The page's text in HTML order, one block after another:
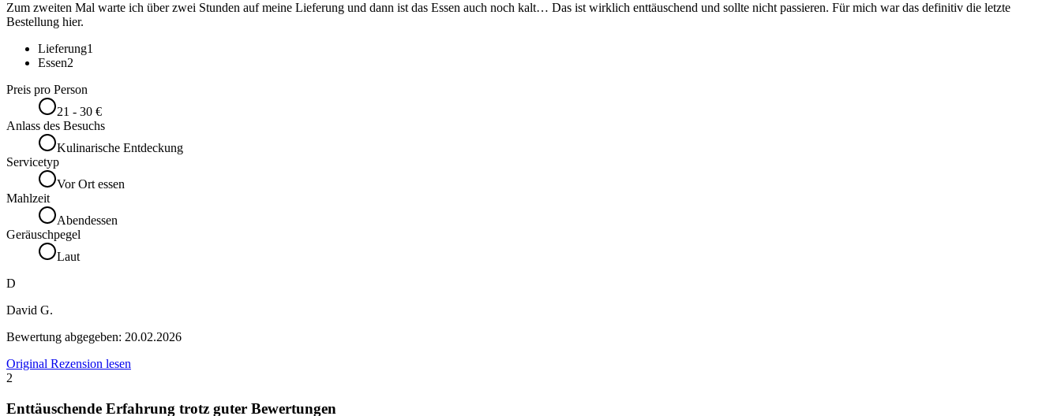
Zum zweiten Mal warte ich über zwei Stunden auf meine Lieferung und dann ist das Essen auch noch kalt… Das ist wirklich enttäuschend und sollte nicht passieren. Für mich war das definitiv die letzte
Bestellung hier.
Lieferung1
Essen2
Preis pro Person
21 - 30 €
Anlass des Besuchs
Kulinarische Entdeckung
Servicetyp
Vor Ort essen
Mahlzeit
Abendessen
Geräuschpegel
Laut
D
David G.
Bewertung abgegeben: 20.02.2026
Original Rezension lesen
2
Enttäuschende Erfahrung trotz guter Bewertungen